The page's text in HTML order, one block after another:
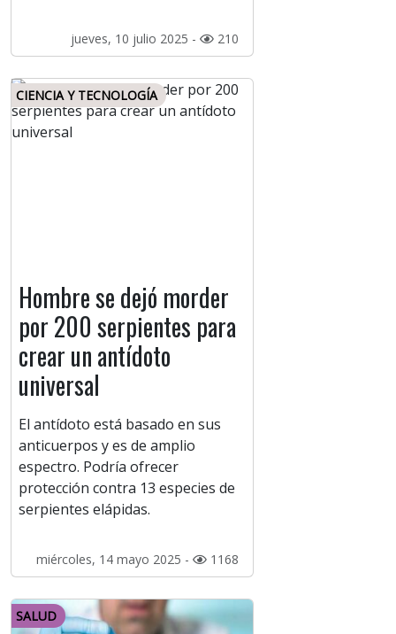
jueves, 10 julio 2025 - 210
CIENCIA Y TECNOLOGÍA
Hombre se dejó morder
por 200 serpientes para
crear un antídoto
universal
El antídoto está basado en sus
anticuerpos y es de amplio
espectro. Podría ofrecer
protección contra 13 especies de
serpientes elápidas.
miércoles, 14 mayo 2025 - 1168
SALUD